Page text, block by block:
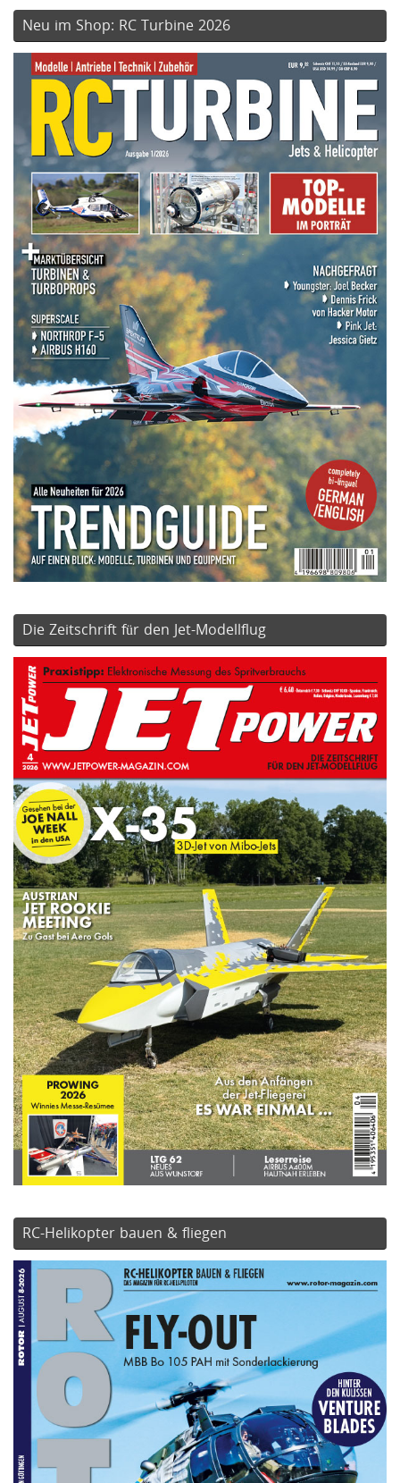
Neu im Shop: RC Turbine 2026
Die Zeitschrift für den Jet-Modellflug
RC-Helikopter bauen & fliegen